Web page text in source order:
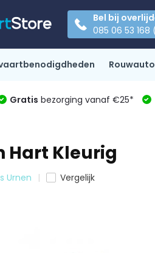
Bel bij
085 06 53
Gratis bezorging vanaf €25*
Hart Kleurig
Urnen Vergelijk